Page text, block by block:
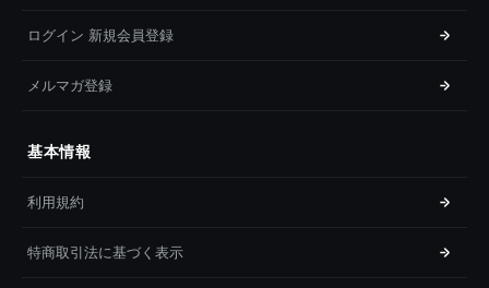
ログイン 新規会員登録
メルマガ登録
基本情報
利用規約
特商取引法に基づく表示